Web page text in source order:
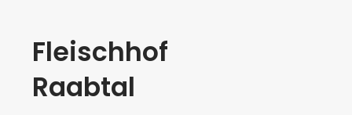
Fleischhof
Raabtal